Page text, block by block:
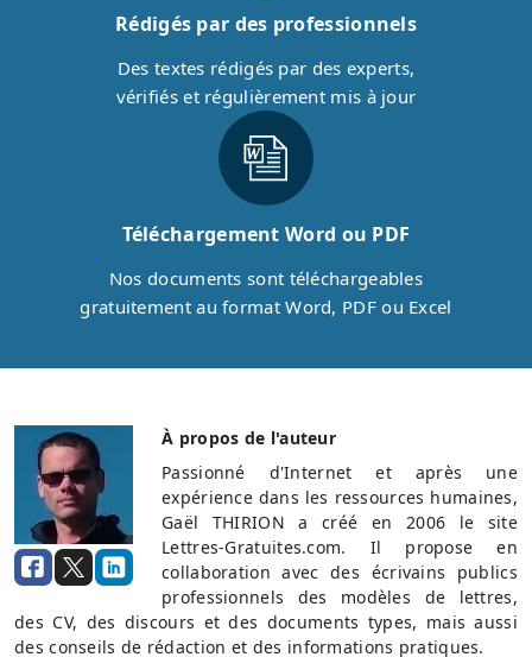
Rédigés par des professionnels
Des textes rédigés par des experts,
vérifiés et régulièrement mis à jour
Téléchargement Word ou PDF
Nos documents sont téléchargeables
gratuitement au format Word, PDF ou Excel
À propos de l'auteur
Passionné d'Internet et après une
expérience dans les ressources humaines,
Gaël THIRION a créé en 2006 le site
Lettres-Gratuites.com. Il propose en
collaboration avec des écrivains publics
professionnels des modèles de lettres,
des CV, des discours et des documents types, mais aussi
des conseils de rédaction et des informations pratiques.